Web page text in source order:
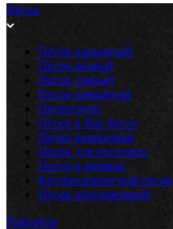
Песок
Песок карьерный
Песок речной
Песок сеяный
Песок намывной
Пескогрунт
Песок в Биг-Бегах
Песок кварцевый
Песок для песочниц
Песок в мешках
Крупнозернистый песок
Песок обогащенный
Реагенты